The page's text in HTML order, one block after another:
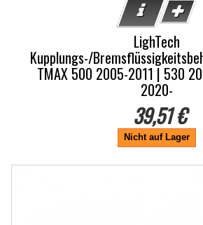
LighTech
Kupplungs-/
TMAX 500 2005-2011 | 530
2020-
39,51 €
Nicht auf Lager